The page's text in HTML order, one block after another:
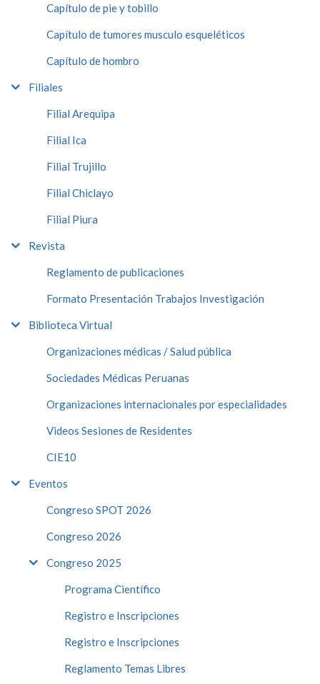
Capítulo de pie y tobillo
Capítulo de tumores musculo esqueléticos
Capítulo de hombro
Filiales
Filial Arequipa
Filial Ica
Filial Trujillo
Filial Chiclayo
Filial Piura
Revista
Reglamento de publicaciones
Formato Presentación Trabajos Investigación
Biblioteca Virtual
Organizaciones médicas / Salud pública
Sociedades Médicas Peruanas
Organizaciones internacionales por especialidades
Videos Sesiones de Residentes
CIE10
Eventos
Congreso SPOT 2026
Congreso 2026
Congreso 2025
Programa Científico
Registro e Inscripciones
Registro e Inscripciones
Reglamento Temas Libres